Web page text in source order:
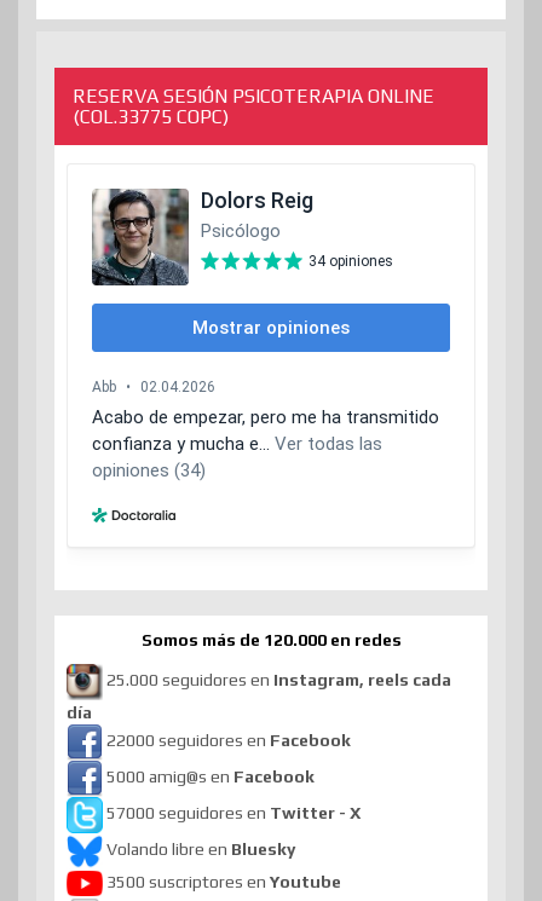
RESERVA SESIÓN PSICOTERAPIA ONLINE
(COL.33775 COPC)
Somos más de 120.000 en redes
25.000 seguidores en Instagram, reels cada
día
22000 seguidores en Facebook
5000 amig@s en Facebook
57000 seguidores en Twitter - X
Volando libre en Bluesky
3500 suscriptores en Youtube